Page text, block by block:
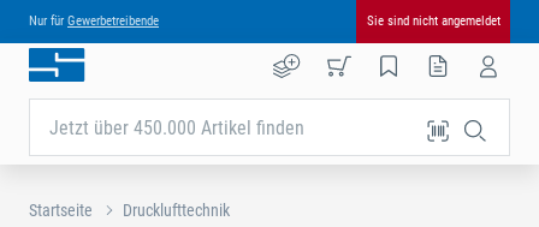
Nur für Gewerbetreibende Sie sind nicht angemeldet
Jetzt über 450.000 Artikel finden
Startseite Drucklufttechnik